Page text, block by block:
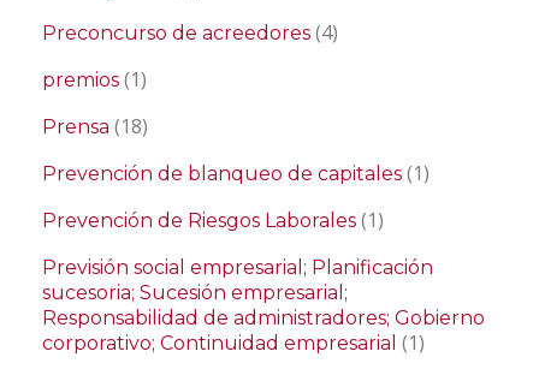
Preconcurso de acreedores (4)
premios (1)
Prensa (18)
Prevención de blanqueo de capitales (1)
Prevención de Riesgos Laborales (1)
Previsión social empresarial; Planificación
sucesoria; Sucesión empresarial;
Responsabilidad de administradores; Gobierno
corporativo; Continuidad empresarial (1)